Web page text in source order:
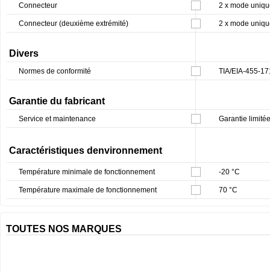
Connecteur 2 x mode
Connecteur (deuxième extrémité) 2 x mode
Divers
Normes de conformité TIA/EIA-455-
Garantie du fabricant
Service et maintenance Garantie
Caractéristiques denvironnement
Température minimale de fonctionnement -20 °C
Température maximale de fonctionnement 70 °C
TOUTES NOS MARQUES